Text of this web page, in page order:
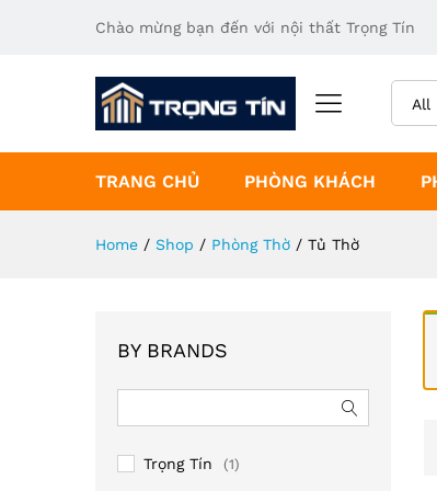
Chào mừng bạn đến với nội thất Trọng Tín
All
TRANG CHỦ PHÒNG KHÁCH
Home / Shop / Phòng Thờ / Tủ Thờ
BY BRANDS
Trọng Tín (1)